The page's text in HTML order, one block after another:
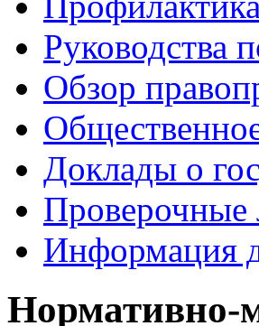
Руководства
Обзор
Доклады о
Проверочные
Информация
Нормативно-